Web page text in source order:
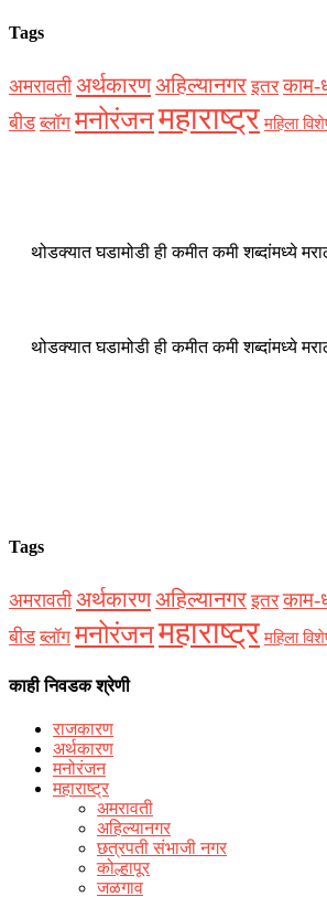
Tags
अमरावती अर्थकारणअहिल्यानगर इतर काम-
बीड ब्लॉग मनोरंजनमहाराष्ट्र महिला
थोडक्यात घडामोडी ही कमीत कमी शब्दांमध्ये
थोडक्यात घडामोडी ही कमीत कमी शब्दांमध्ये
Tags
अमरावती अर्थकारणअहिल्यानगर इतर काम-
बीड ब्लॉग मनोरंजनमहाराष्ट्र महिला
काही निवडक श्रेणी
राजकारण
अर्थकारण
मनोरंजन
महाराष्ट्र
अमरावती
अहिल्यानगर
छत्रपती संभाजी नगर
कोल्हापूर
जळगाव